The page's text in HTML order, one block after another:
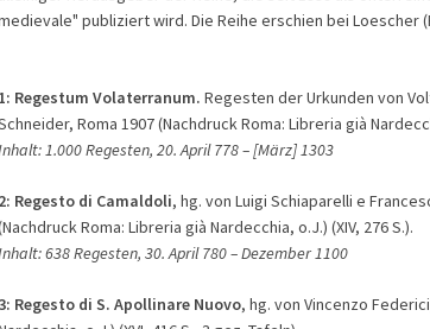
publiziert wird. Die Reihe erschien bei Loescher
1: Regestum Volaterranum. Regesten der Urkunden von
Roma 1907 (Nachdruck Roma: Libreria già
1.000 Regesten, 20. April 778 – [März] 1303
2: Regesto di Camaldoli, hg. von Luigi Schiaparelli e
Roma: Libreria già Nardecchia, o.J.) (XIV, 276 S.).
638 Regesten, 30. April 780– Dezember 1100
Regesto di S. Apollinare Nuovo, hg. von Vincenzo